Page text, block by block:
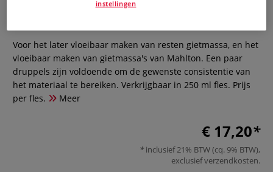
Voor het later vloeibaar maken van resten gietmassa, en het
vloeibaar maken van gietmassa's van Mahlton. Een paar
druppels zijn voldoende om de gewenste consistentie van
het materiaal te bereiken. Verkrijgbaar in 250 ml fles. Prijs
per fles.
Meer
€ 17,20
inclusief 21% BTW (cq. 9% BTW),
exclusiefverzendkosten.
instellingen